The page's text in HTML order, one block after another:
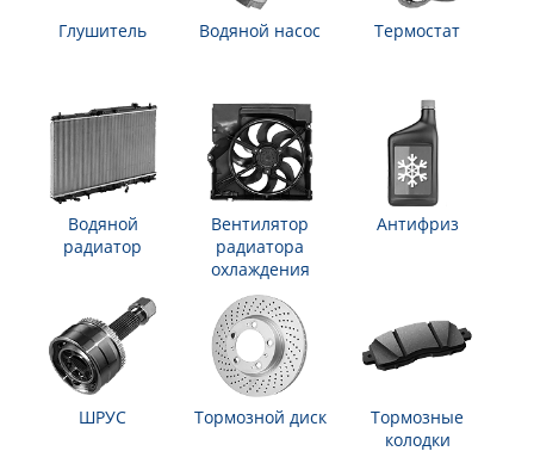
Глушитель Водяной насос Термостат
Водяной
радиатор
Вентилятор
радиатора
охлаждения
Антифриз
ШРУС Тормозной диск
Тормозные
колодки